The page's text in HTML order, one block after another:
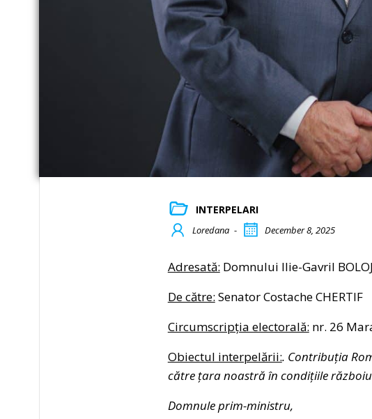
INTERPELARI
Loredana - December 8, 2025
Adresată: Domnului Ilie-Gavril
De către: Senator Costache CHERTIF
Circumscripția electorală: nr. 26
Obiectul interpelării:. Contribuția
către țara noastră în condițiile
Domnule prim-ministru,